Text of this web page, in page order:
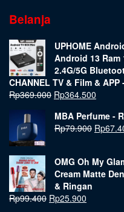
Belanja
UPHOME
Android 13 Ram
2.4G/5G
CHANNEL TV & Film &
Rp369.000 Rp364.500
MBA Perfume -
Rp79.900 Rp
OMG Oh My
Cream Matte
& Ringan
Rp99.400 Rp25.900